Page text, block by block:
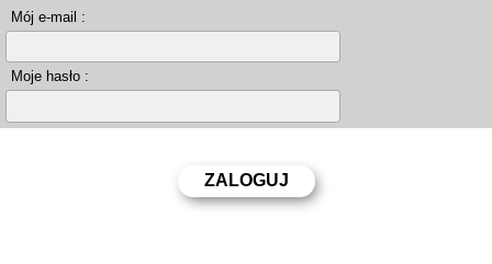
Mój e-mail :
Moje hasło :